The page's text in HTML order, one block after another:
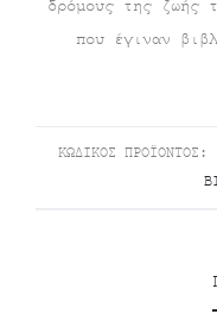
δρόμους της ζωής
που έγιναν
ΚΩΔΙΚΌΣ ΠΡΟΪΌΝΤΟΣ: